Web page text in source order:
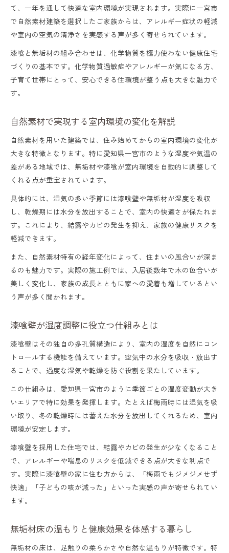
て、一年を通して快適な室内環境が実現されます。実際に一宮市
で自然素材建築を選択したご家族からは、アレルギー症状の軽減
や室内の空気の清浄さを実感する声が多く寄せられています。
漆喰と無垢材の組み合わせは、化学物質を極力使わない健康住宅
づくりの基本です。化学物質過敏症やアレルギーが気になる方、
子育て世帯にとって、安心できる住環境が整う点も大きな魅力で
す。
自然素材で実現する室内環境の変化を解説
自然素材を用いた建築では、住み始めてからの室内環境の変化が
大きな特徴となります。特に愛知県一宮市のような湿度や気温の
差がある地域では、無垢材や漆喰が室内環境を自動的に調整して
くれる点が重宝されています。
具体的には、湿気の多い季節には漆喰壁や無垢材が湿度を吸収
し、乾燥期には水分を放出することで、室内の快適さが保たれま
す。これにより、結露やカビの発生を抑え、家族の健康リスクを
軽減できます。
また、自然素材特有の経年変化によって、住まいの風合いが深ま
るのも魅力です。実際の施工例では、入居後数年で木の色合いが
美しく変化し、家族の成長とともに家への愛着も増しているとい
う声が多く聞かれます。
漆喰壁が湿度調整に役立つ仕組みとは
漆喰壁はその独自の多孔質構造により、室内の湿度を自然にコン
トロールする機能を備えています。空気中の水分を吸収・放出す
ることで、過度な湿気や乾燥を防ぐ役割を果たしています。
この仕組みは、愛知県一宮市のように季節ごとの湿度変動が大き
いエリアで特に効果を発揮します。たとえば梅雨時には湿気を吸
い取り、冬の乾燥時には蓄えた水分を放出してくれるため、室内
環境が安定します。
漆喰壁を採用した住宅では、結露やカビの発生が少なくなること
で、アレルギーや喘息のリスクを低減できる点が大きな利点で
す。実際に漆喰壁の家に住む方からは、「梅雨でもジメジメせず
快適」「子どもの咳が減った」といった実感の声が寄せられてい
ます。
無垢材床の温もりと健康効果を体感する暮らし
無垢材の床は、足触りの柔らかさや自然な温もりが特徴です。特